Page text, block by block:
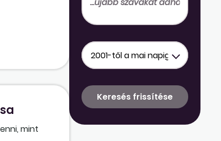
mint